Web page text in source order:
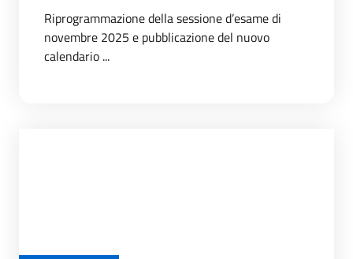
Riprogrammazione della sessione d’esame di
novembre 2025 e pubblicazione del nuovo
calendario ...